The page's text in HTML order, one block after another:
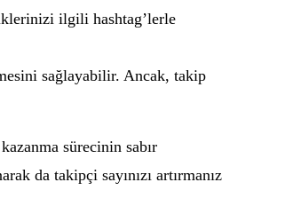
ilgili hashtag’lerle
sağlayabilir. Ancak, takip
sürecinin sabır
da takipçi sayınızı artırmanız